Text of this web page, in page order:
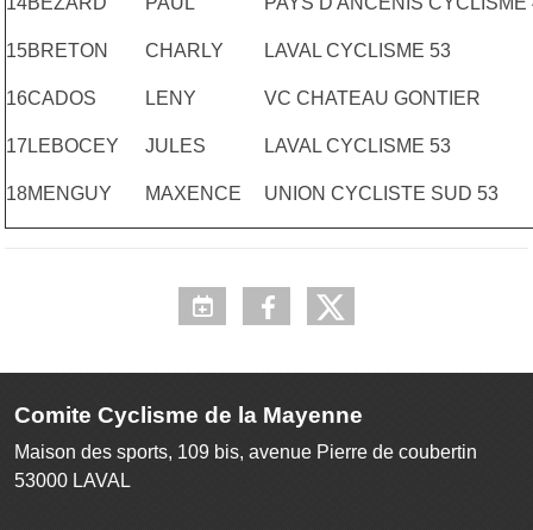
15BRETON CHARLY LAVAL CYCLISME 53
16CADOS LENY VC CHATEAU GONTIER
17 LEBOCEY JULES LAVAL CYCLISME 53
18MENGUY MAXENCE UNION CYCLISTE SUD 53
Comite Cyclisme de la Mayenne
Maison des sports, 109 bis, avenue Pierre de coubertin
53000 LAVAL